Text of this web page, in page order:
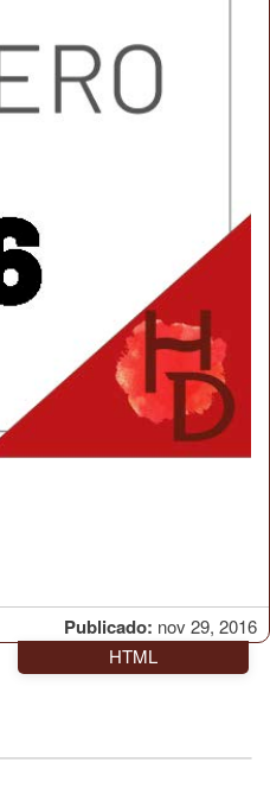
Publicado: nov 29, 2016
HTML